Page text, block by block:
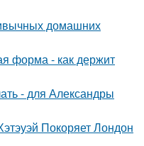
домашних
форма - как держит
- для Александры
Покоряет Лондон